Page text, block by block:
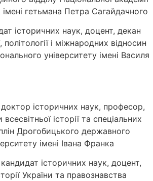
імені гетьмана Петра Сагайдачного
історичних наук, доцент, декан
політології і міжнародних відносин
університету імені Василя
доктор історичних наук, професор,
історії та спеціальних
Дрогобицького державного
імені Івана Франка
історичних наук, доцент,
України та правознавства